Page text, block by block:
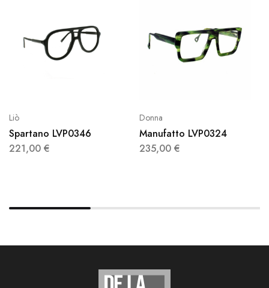
Liò
Spartano LVP0346
221,00 €
Donna
Manufatto LVP0324
235,00 €